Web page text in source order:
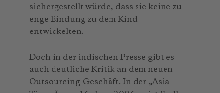
sichergestellt würde, dass sie keine zu
enge Bindung zu dem Kind
entwickelten.
Doch in der indischen Presse gibt es
auch deutliche Kritik an dem neuen
Outsourcing-Geschäft. In der „Asia